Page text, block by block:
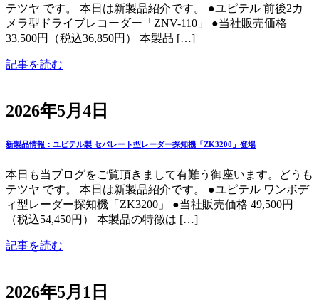
テツヤ です。 本日は新製品紹介です。 ●ユピテル 前後2カ
メラ型ドライブレコーダー「ZNV-110」 ●当社販売価格
33,500円（税込36,850円） 本製品 […]
記事を読む
2026年5月4日
新製品情報：ユピテル製 セパレート型レーダー探知機「ZK3200」登場
本日も当ブログをご覧頂きまして有難う御座います。どうも
テツヤ です。 本日は新製品紹介です。 ●ユピテル ワンボデ
ィ型レーダー探知機「ZK3200」 ●当社販売価格 49,500円
（税込54,450円） 本製品の特徴は […]
記事を読む
2026年5月1日